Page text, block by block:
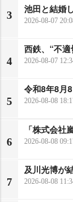
3
池田と結婚
2026-08-07
4
西鉄、“不
2026-08-07
5
令和8年8月
2026-08-08
6
「株式会社
2026-08-08
7
及川光博が
2026-08-08